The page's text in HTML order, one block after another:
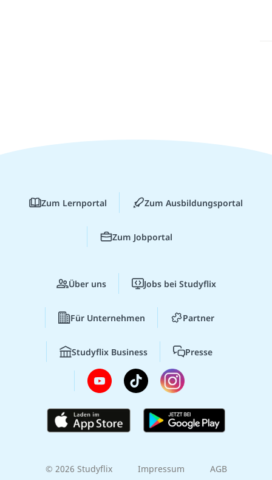
Zum Lernportal Zum Ausbildungsportal
Zum Jobportal
Über uns Jobs bei Studyflix
Für Unternehmen Partner
Studyflix Business Presse
© 2026 Studyflix Impressum AGB